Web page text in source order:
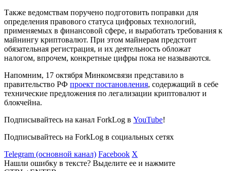
Также ведомствам поручено подготовить поправки для
определения правового статуса цифровых технологий,
применяемых в финансовой сфере, и выработать требования к
майнингу криптовалют. При этом майнерам предстоит
обязательная регистрация, и их деятельность обложат
налогом, впрочем, конкретные цифры пока не называются.
Напомним, 17 октября Минкомсвязи представило в
правительство РФ проект постановления, содержащий в себе
технические предложения по легализации криптовалют и
блокчейна.
Подписывайтесь на канал ForkLog в YouTube!
Подписывайтесь на ForkLog в социальных сетях
Telegram (основной канал) Facebook X
Нашли ошибку в тексте? Выделите ее и нажмите